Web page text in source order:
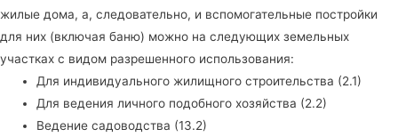
жилые дома, а, следовательно, и вспомогательные постройки
для них (включая баню) можно на следующих земельных
участках с видом разрешенного использования:
Для индивидуального жилищного строительства (2.1)
Для ведения личного подобного хозяйства (2.2)
Ведение садоводства (13.2)